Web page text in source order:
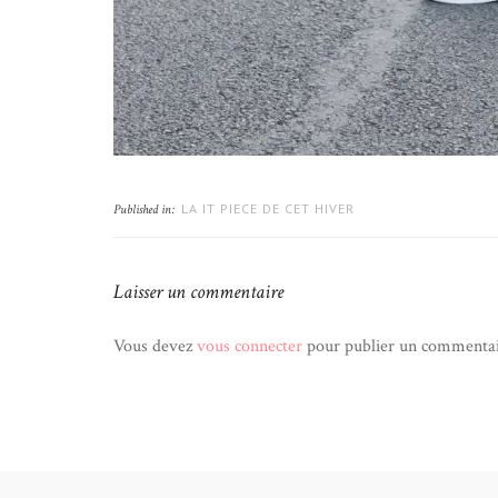
Published in: LA IT PIECE DE CET HIVER
Laisser un commentaire
Vous devezvous connecterpour publier un